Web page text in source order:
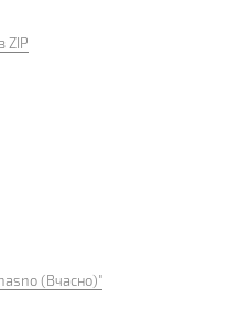
ZIP
(Вчасно)"